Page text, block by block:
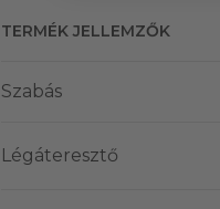
TERMÉK JELLEMZŐK
Szabás
Légáteresztő